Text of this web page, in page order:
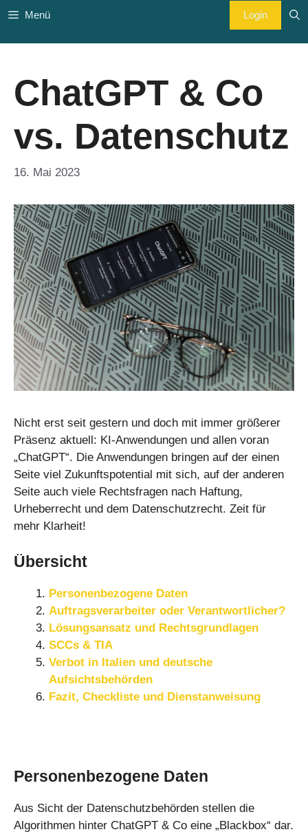
Zum
springen
Menü Login
ChatGPT & Co
vs. Datenschutz
16. Mai 2023
Nicht erst seit gestern und doch mit immer größerer
Präsenz aktuell: KI-Anwendungen und allen voran
„ChatGPT“. Die Anwendungen bringen auf der einen
Seite viel Zukunftspotential mit sich, auf der anderen
Seite auch viele Rechtsfragen nach Haftung,
Urheberrecht und dem Datenschutzrecht. Zeit für
mehr Klarheit!
Übersicht
Personenbezogene Daten
Auftragsverarbeiter oder Verantwortlicher?
Lösungsansatz und Rechtsgrundlagen
SCCs & TIA
Verbot in Italien und deutsche
Aufsichtsbehörden
Fazit, Checkliste und Dienstanweisung
Personenbezogene Daten
Aus Sicht der Datenschutzbehörden stellen die
Algorithmen hinter ChatGPT & Co eine „Blackbox“ dar.